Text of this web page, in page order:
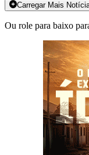
Carregar Mais
Ou role para baixo